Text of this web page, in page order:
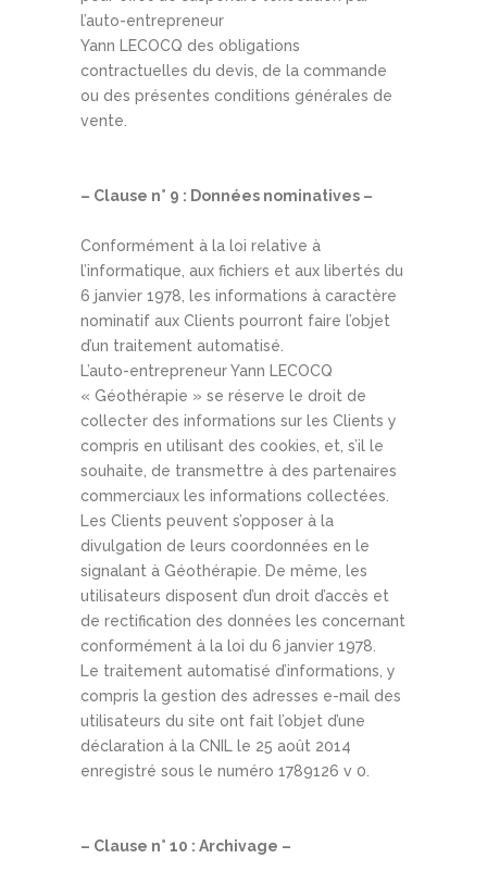
l’auto-entrepreneur
Yann LECOCQ des obligations
contractuelles du devis, de la commande
ou des présentes conditions générales de
vente.
– Clause n° 9 : Données nominatives –
Conformément à la loi relative à
l’informatique, aux fichiers et aux libertés du
6 janvier 1978, les informations à caractère
nominatif aux Clients pourront faire l’objet
d’un traitement automatisé.
L’auto-entrepreneur Yann LECOCQ
« Géothérapie » se réserve le droit de
collecter des informations sur les Clients y
compris en utilisant des cookies, et, s’il le
souhaite, de transmettre à des partenaires
commerciaux les informations collectées.
Les Clients peuvent s’opposer à la
divulgation de leurs coordonnées en le
signalant à Géothérapie. De même, les
utilisateurs disposent d’un droit d’accès et
de rectification des données les concernant
conformément à la loi du 6 janvier 1978.
Le traitement automatisé d’informations, y
compris la gestion des adresses e-mail des
utilisateurs du site ont fait l’objet d’une
déclaration à la CNIL le 25 août 2014
enregistré sous le numéro 1789126 v 0.
– Clause n° 10 : Archivage –